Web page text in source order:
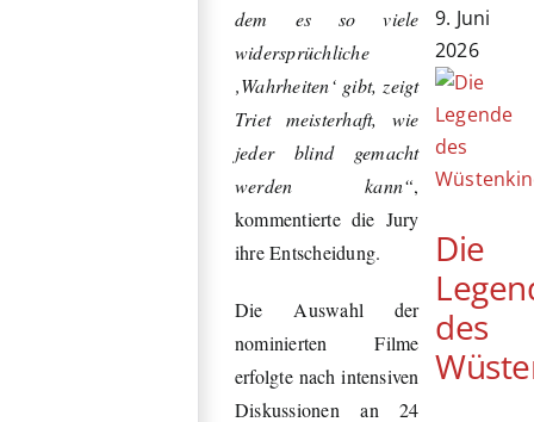
dem es so viele
widersprüchliche
‚Wahrheiten‘ gibt, zeigt
Triet meisterhaft, wie
jeder blind gemacht
werden kann“,
kommentierte die Jury
ihre Entscheidung.
Die Auswahl der
nominierten Filme
erfolgte nach intensiven
Diskussionen an 24
9. Juni
2026
Die
des